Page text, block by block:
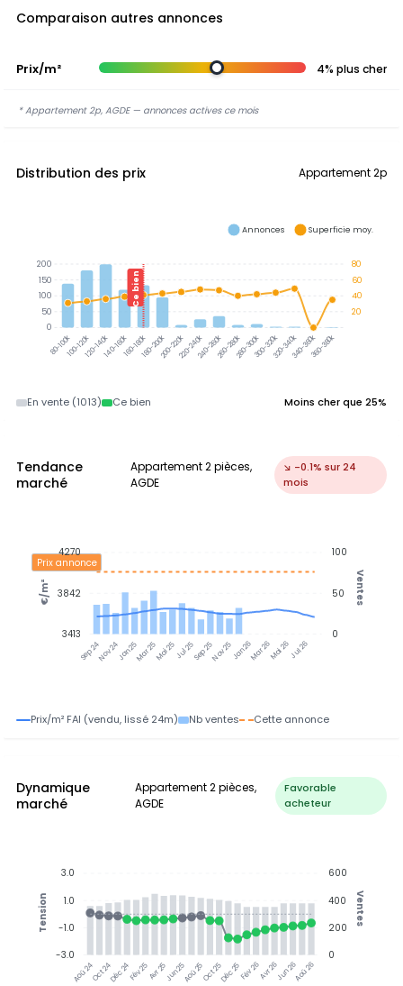
Comparaison autres annonces
Prix/m² 4% plus cher
* Appartement 2p, AGDE — annonces actives ce mois
Distribution des prix Appartement 2p
80-100k100-120k120-140k140-160k160-180k180-200k200-220k220-240k240-260k260-280k280-300k300-320k320-340k340-360k360-380k
Ce bien
80
60
40
20
200
150
100
50
0
Annonces Superficie moy.
En vente (1013) Ce bien Moins cher que 25%
Tendance
marché
Appartement 2 pièces,
AGDE
↘ -0.1% sur 24
mois
Sep 24Nov 24Jan 25Mar 25Mai 25Jul 25Sep 25Nov 25Jan 26Mar 26Mai 26Jul 26
Prix annonce
100
50
0
Ventes
4270
3842
3413
€/m²
Prix/m² FAI (vendu, lissé 24m) Nb ventes Cette annonce
Dynamique
marché
Appartement 2 pièces,
AGDE
Favorable
acheteur
Aoû 24Oct 24Déc 24Fév 25Avr 25Jun 25Aoû 25Oct 25Déc 25Fév 26Avr 26Jun 26Aoû 26
600
400
200
0
Ventes
3.0
1.0
-1.0
-3.0
Tension